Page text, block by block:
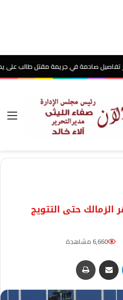
في جريمة مقتل طالب على يد والده
حتى التتويج
6,660 مشاهدة
تيلقرام مشاركة عبر البريد